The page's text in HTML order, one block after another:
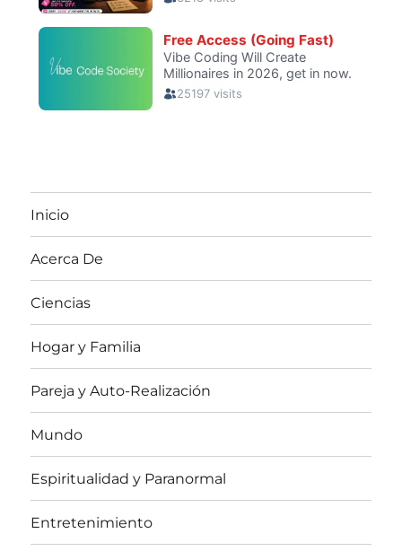
Inicio
Acerca De
Ciencias
Hogar y Familia
Pareja y Auto-Realización
Mundo
Espiritualidad y Paranormal
Entretenimiento